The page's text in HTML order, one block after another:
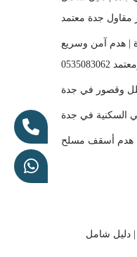
مقاول جدة معتمد
| هدم آمن وسريع
0535083062
وقصور في جدة
السكنية في جدة
هدم أسقف مسلح
دليل شامل